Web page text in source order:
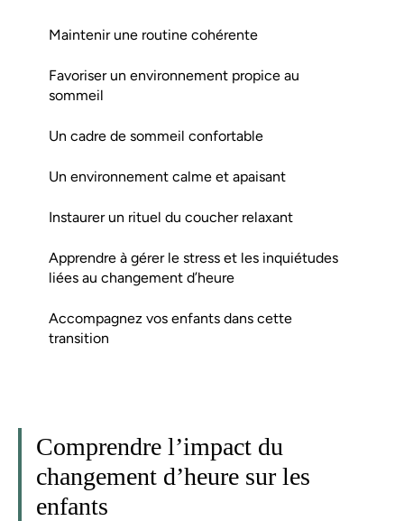
Maintenir une routine cohérente
Favoriser un environnement propice au
sommeil
Un cadre de sommeil confortable
Un environnement calme et apaisant
Instaurer un rituel du coucher relaxant
Apprendre à gérer le stress et les inquiétudes
liées au changement d’heure
Accompagnez vos enfants dans cette
transition
Comprendre l’impact du
changement d’heure sur les
enfants